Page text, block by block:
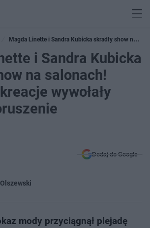
Magda Linette i Sandra Kubicka skradły show na
wywołały wielkie poruszenie
i Sandra Kubicka
na salonach!
wywołały
Dodaj do Google
mody przyciągnął plejadę